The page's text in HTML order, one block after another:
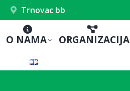
Trnovac bb
O NAMA ORGANIZACIJA